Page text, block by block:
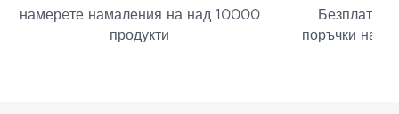
намерeте намаления на над 10000
продукти
Безплатна
поръчки над